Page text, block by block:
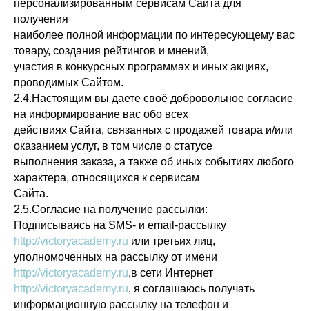
персонализированным сервисам Сайта для
получения
наиболее полной информации по интересующему вас
товару, создания рейтингов и мнений,
участия в конкурсных программах и иных акциях,
проводимых Сайтом.
2.4.Настоящим вы даете своё добровольное согласие
на информирование вас обо всех
действиях Сайта, связанных с продажей товара и/или
оказанием услуг, в том числе о статусе
выполнения заказа, а также об иных событиях любого
характера, относящихся к сервисам
Сайта.
2.5.Согласие на получение рассылки:
Подписываясь на SMS- и email-рассылку
http://victoryacademy.ru или третьих лиц,
уполномоченных на рассылку от имени
http://victoryacademy.ru,в сети Интернет
http://victoryacademy.ru, я соглашаюсь получать
информационную рассылку на телефон и